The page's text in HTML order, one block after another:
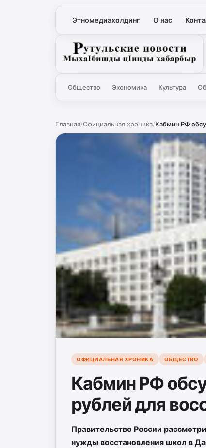
Этномедиахолдинг О нас
Рутульские новости
Общество Экономика Культура
Главная/Официальная хроника/Кабмин РФ
ОФИЦИАЛЬНАЯ ХРОНИКА ОБЩЕСТВО
Кабмин РФ
рублей для
Правительство России
нужды восстановления школ в